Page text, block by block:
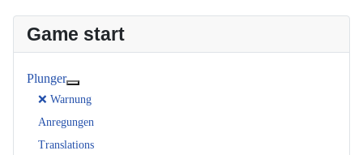
Game start
Plunger
❌ Warnung
Anregungen
Translations